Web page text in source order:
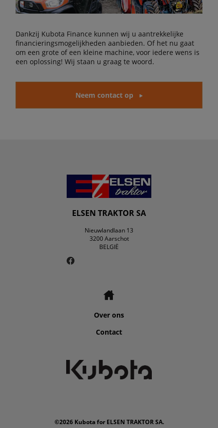
Dankzij Kubota Finance kunnen wij u aantrekkelijke
financieringsmogelijkheden aanbieden. Of het nu gaat
om een grote of een kleine machine, voor iedere wens is
een oplossing! Wij staan u graag te woord.
Neem contact op
ELSEN TRAKTOR SA
Nieuwlandlaan 13
3200 Aarschot
BELGIË
Over ons
Contact
©2026 Kubota for ELSEN TRAKTOR SA.